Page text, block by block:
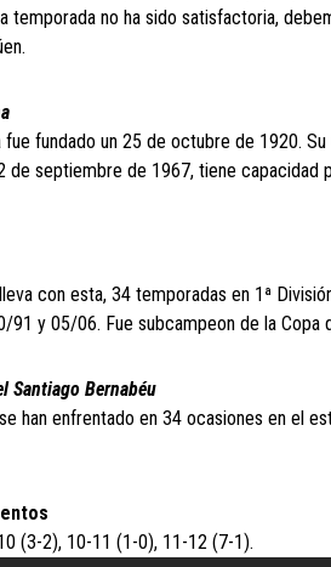
temporada no ha sido satisfactoria,
fue fundado un 25 de octubre de 1920.
de septiembre de 1967, tiene
con esta, 34 temporadas en 1ª
91 y 05/06. Fue subcampeon de la Copa
Santiago Bernabéu
han enfrentado en 34 ocasiones en el
(3-2), 10-11 (1-0), 11-12 (7-1).